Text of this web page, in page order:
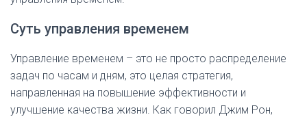
Суть управления временем
Управление временем – это не просто распределение
задач по часам и дням, это целая стратегия,
направленная на повышение эффективности и
улучшение качества жизни. Как говорил Джим Рон,